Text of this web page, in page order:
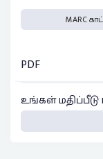
MARC
PDF
உங்கள்